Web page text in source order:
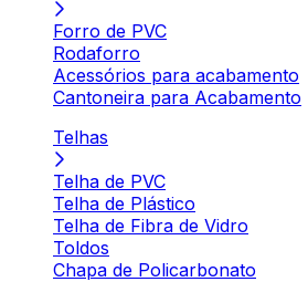
Forro de PVC
Rodaforro
Acessórios para acabamento
Cantoneira para Acabamento
Telhas
Telha de PVC
Telha de Plástico
Telha de Fibra de Vidro
Toldos
Chapa de Policarbonato